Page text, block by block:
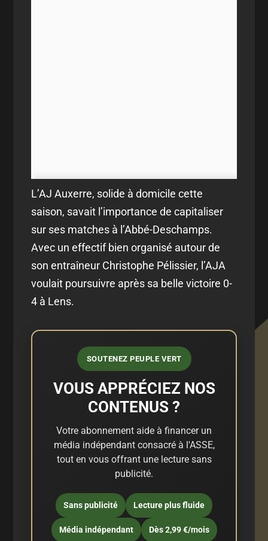
L’AJ Auxerre, solide à domicile cette
saison, savait l’importance de capitaliser
sur ses matches à l’Abbé-Deschamps.
Avec un effectif bien organisé autour de
son entraîneur Christophe Pélissier, l’AJA
voulait poursuivre après sa belle victoire 0-
4 à Lens.
SOUTENEZ PEUPLE VERT
VOUS APPRÉCIEZ NOS
CONTENUS ?
Votre abonnement aide à financer un
média indépendant consacré à l'ASSE,
tout en vous offrant une lecture sans
publicité.
Sans publicité Lecture plus fluide
Média indépendant Dès 2,99 €/mois